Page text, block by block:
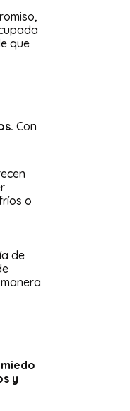
que
Con
o
de
y